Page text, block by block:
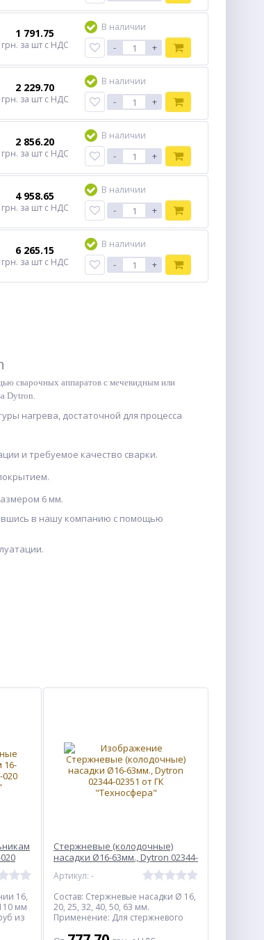
1 791.75
грн. за штс НДС
В наличии
- +
2 229.70
грн. за штс НДС
В наличии
- +
2 856.20
грн. за штс НДС
В наличии
- +
4 958.65
грн. за штс НДС
В наличии
- +
6 265.15
грн. за штс НДС
В наличии
- +
сварочных аппаратов с мечевидным или
Dytron.
нагрева, достаточной для процесса
и требуемое качество сварки.
6 мм.
в нашу компанию с помощью
16,
мм
из
Стержневые (колодочные)
насадки Ø16-63мм., Dytron 02344-
Артикул: -
Состав: Стержневые насадки Ø 16,
20, 25, 32, 40, 50, 63 мм.
Применение: Для стержневого